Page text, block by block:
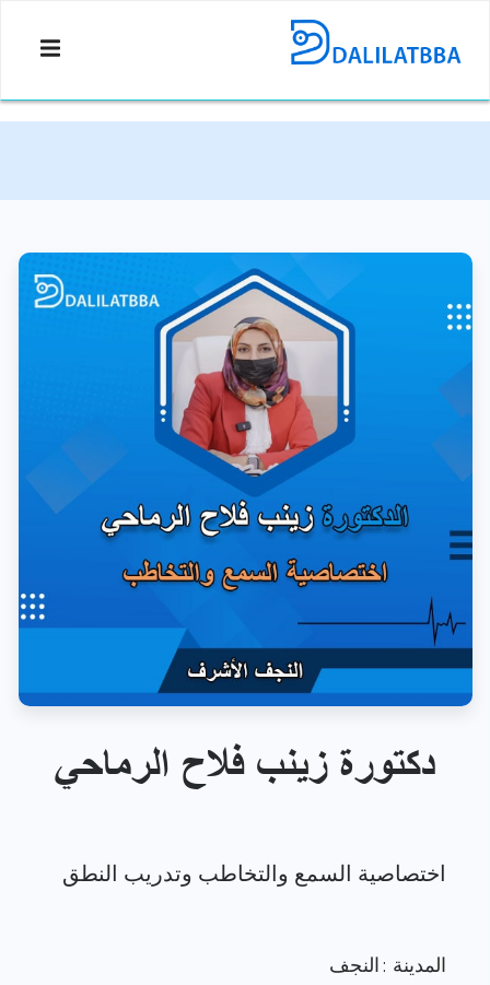
دكتورة زينب فلاح الرماحي
المدينة : النجف